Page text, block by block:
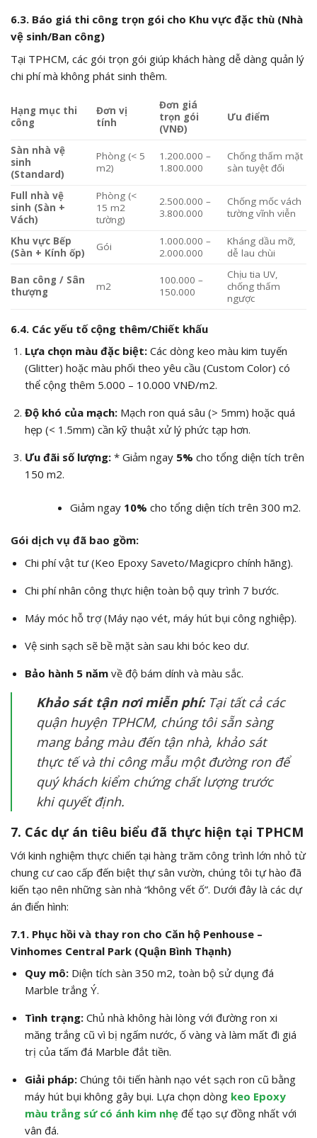
6.3. Báo giá thi công trọn gói cho Khu vực đặc thù (Nhà
vệ sinh/Ban công)
Tại TPHCM, các gói trọn gói giúp khách hàng dễ dàng quản lý
chi phí mà không phát sinh thêm.
Hạng mục thi
công
Đơn vị
tính
Đơn giá
trọn gói
(VNĐ)
Ưu điểm
Sàn nhà vệ
sinh
(Standard)
Phòng (< 5
m2)
1.200.000 –
1.800.000
Chống thấm mặt
sàn tuyệt đối
Full nhà vệ
sinh (Sàn +
Vách)
Phòng (<
15 m2
tường)
2.500.000 –
3.800.000
Chống mốc vách
tường vĩnh viễn
Khu vực Bếp
(Sàn + Kính ốp)
Gói
1.000.000 –
2.000.000
Kháng dầu mỡ,
dễ lau chùi
Ban công / Sân
thượng
m2
100.000 –
150.000
Chịu tia UV,
chống thấm
ngược
6.4. Các yếu tố cộng thêm/Chiết khấu
Lựa chọn màu đặc biệt:Các dòng keo màu kim tuyến
(Glitter) hoặc màu phối theo yêu cầu (Custom Color) có
thể cộng thêm 5.000 – 10.000 VNĐ/m2.
Độ khó của mạch:Mạch ron quá sâu (> 5mm) hoặc quá
hẹp (< 1.5mm) cần kỹ thuật xử lý phức tạp hơn.
Ưu đãi số lượng:* Giảm ngay 5% cho tổng diện tích trên
150 m2.
Giảm ngay 10% cho tổng diện tích trên 300 m2.
Gói dịch vụ đã bao gồm:
Chi phí vật tư (Keo Epoxy Saveto/Magicpro chính hãng).
Chi phí nhân công thực hiện toàn bộ quy trình 7 bước.
Máy móc hỗ trợ (Máy nạo vét, máy hút bụi công nghiệp).
Vệ sinh sạch sẽ bề mặt sàn sau khi bóc keo dư.
Bảo hành 5 nămvề độ bám dính và màu sắc.
Khảo sát tận nơi miễn phí:Tại tất cả các
quận huyện TPHCM, chúng tôi sẵn sàng
mang bảng màu đến tận nhà, khảo sát
thực tế và thi công mẫu một đường ron để
quý khách kiểm chứng chất lượng trước
khi quyết định.
7. Các dự án tiêu biểu đã thực hiện tại TPHCM
Với kinh nghiệm thực chiến tại hàng trăm công trình lớn nhỏ từ
chung cư cao cấp đến biệt thự sân vườn, chúng tôi tự hào đã
kiến tạo nên những sàn nhà “không vết ố”. Dưới đây là các dự
án điển hình:
7.1. Phục hồi và thay ron cho Căn hộ Penhouse –
Vinhomes Central Park (Quận Bình Thạnh)
Quy mô:Diện tích sàn 350 m2, toàn bộ sử dụng đá
Marble trắng Ý.
Tình trạng:Chủ nhà không hài lòng với đường ron xi
măng trắng cũ vì bị ngấm nước, ố vàng và làm mất đi giá
trị của tấm đá Marble đắt tiền.
Giải pháp:Chúng tôi tiến hành nạo vét sạch ron cũ bằng
máy hút bụi không gây bụi. Lựa chọn dòng keo Epoxy
màu trắng sứ có ánh kim nhẹđể tạo sự đồng nhất với
vân đá.